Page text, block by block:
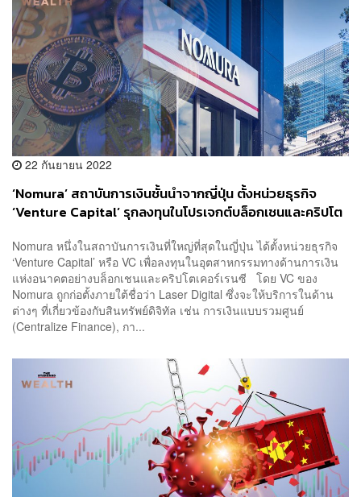
22 กันยายน 2022
‘Nomura’ สถาบันการเงินชั้นนำจากญี่ปุ่น ตั้งหน่วยธุรกิจ
‘Venture Capital’ รุกลงทุนในโปรเจกต์บล็อกเชนและคริปโต
Nomura หนึ่งในสถาบันการเงินที่ใหญ่ที่สุดในญี่ปุ่น ได้ตั้งหน่วยธุรกิจ
‘Venture Capital’ หรือ VC เพื่อลงทุนในอุตสาหกรรมทางด้านการเงิน
แห่งอนาคตอย่างบล็อกเชนและคริปโตเคอร์เรนซี โดย VC ของ
Nomura ถูกก่อตั้งภายใต้ชื่อว่า Laser Digital ซึ่งจะให้บริการในด้าน
ต่างๆ ที่เกี่ยวข้องกับสินทรัพย์ดิจิทัล เช่น การเงินแบบรวมศูนย์
(Centralize Finance), กา...